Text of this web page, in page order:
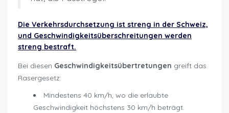
Die Verkehrsdurchsetzung ist streng in der Schweiz,
und Geschwindigkeitsüberschreitungen werden
streng bestraft.
Bei diesen Geschwindigkeitsübertretungen greift das
Rasergesetz:
Mindestens 40 km/h, wo die erlaubte
Geschwindigkeit höchstens 30 km/h beträgt.